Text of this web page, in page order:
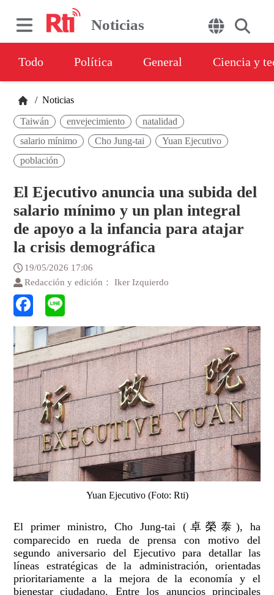
Noticias
Todo Política General Ciencia y
/ Noticias
Taiwán envejecimiento
natalidad
salario mínimo
Cho Jung-tai
Yuan Ejecutivo
población
El Ejecutivo anuncia una subida del
salario mínimo y un plan integral
de apoyo a la infancia para atajar
la crisis demográfica
19/05/2026 17:06
Redacción y edición： Iker Izquierdo
Yuan Ejecutivo (Foto: Rti)
El primer ministro, Cho Jung-tai (卓榮泰), ha
comparecido en rueda de prensa con motivo del
segundo aniversario del Ejecutivo para detallar las
líneas estratégicas de la administración, orientadas
prioritariamente a la mejora de la economía y el
bienestar ciudadano. Entre los anuncios principales